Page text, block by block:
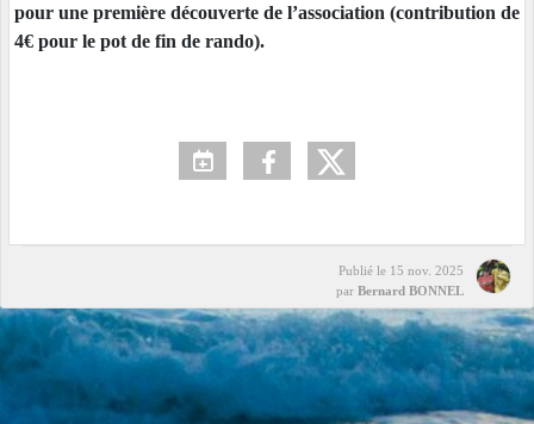
pour une première découverte de l’association (contribution de
4€ pour le pot de fin de rando).
Publié le 15 nov. 2025
par Bernard BONNEL